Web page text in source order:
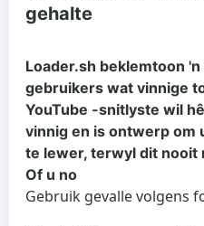
gehalte
Loader.sh beklemtoon
gebruikers wat vinnige
YouTube -snitlyste wil
vinnig en is ontwerp om
te lewer, terwyl dit nooit
Of u no
Gebruik gevalle volgens